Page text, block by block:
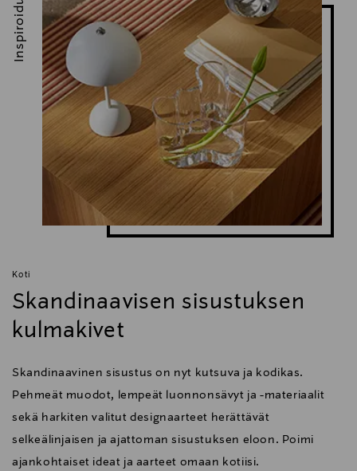
Koti
Skandinaavisen sisustuksen
kulmakivet
Skandinaavinen sisustus on nyt kutsuva ja kodikas.
Pehmeät muodot, lempeät luonnonsävyt ja -materiaalit
sekä harkiten valitut designaarteet herättävät
selkeälinjaisen ja ajattoman sisustuksen eloon. Poimi
ajankohtaiset ideat ja aarteet omaan kotiisi.
Inspiroidu